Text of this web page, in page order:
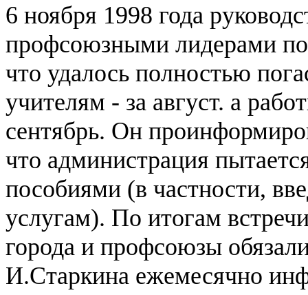
6 ноября 1998 года
профсоюзными лидерами
что удалось полностью
учителям - за август. а
сентябрь. Он
что администрация
пособиями (в частности,
услугам). По итогам
города и профсоюзы
И.Старкина ежемесячно